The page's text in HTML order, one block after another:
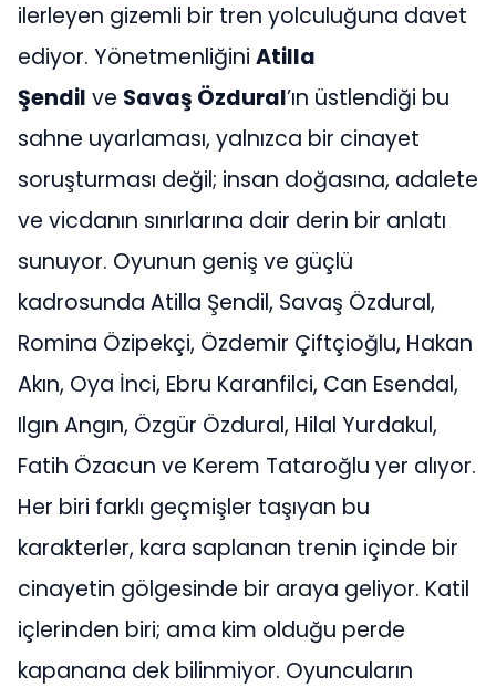
ilerleyen gizemli bir tren yolculuğuna davet
ediyor. Yönetmenliğini Atilla
Şendil ve Savaş Özdural’ın üstlendiği bu
sahne uyarlaması, yalnızca bir cinayet
soruşturması değil; insan doğasına, adalete
ve vicdanın sınırlarına dair derin bir anlatı
sunuyor. Oyunun geniş ve güçlü
kadrosunda Atilla Şendil, Savaş Özdural,
Romina Özipekçi, Özdemir Çiftçioğlu, Hakan
Akın, Oya İnci, Ebru Karanfilci, Can Esendal,
Ilgın Angın, Özgür Özdural, Hilal Yurdakul,
Fatih Özacun ve Kerem Tataroğlu yer alıyor.
Her biri farklı geçmişler taşıyan bu
karakterler, kara saplanan trenin içinde bir
cinayetin gölgesinde bir araya geliyor. Katil
içlerinden biri; ama kim olduğu perde
kapanana dek bilinmiyor. Oyuncuların